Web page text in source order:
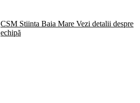
CSM Stiinta Baia Mare Vezi detalii despre
echipă